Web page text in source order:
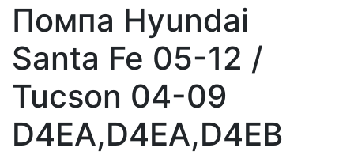
Помпа Hyundai
Santa Fe 05-12 /
Tucson 04-09
D4EA,D4EA,D4EB